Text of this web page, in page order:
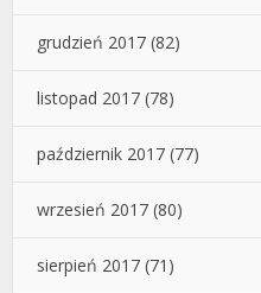
grudzień 2017 (82)
listopad 2017 (78)
październik 2017 (77)
wrzesień 2017 (80)
sierpień 2017 (71)